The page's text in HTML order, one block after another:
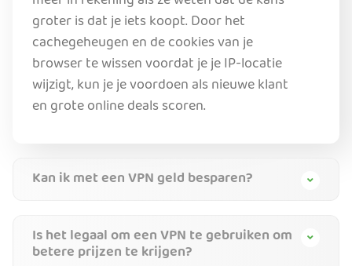
groter is dat je iets koopt. Door het
cachegeheugen en de cookies van je
browser te wissen voordat je je IP-locatie
wijzigt, kun je je voordoen als nieuwe klant
en grote online deals scoren.
Kan ik met een VPN geld besparen?
Is het legaal om een VPN te gebruiken om
betere prijzen te krijgen?